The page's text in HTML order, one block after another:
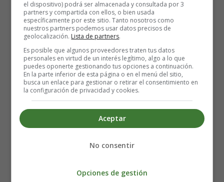
Pequeños cambios en el uso de servicios pueden generar
necesites, desconecta aparatos electrónicos en desuso y
optimiza el uso del agua. Estas acciones no solo reducen
tus facturas, sino que también contribuyen al cuidado del
medio ambiente.
8. Utiliza el transporte
público o medios alternativos
Optar por el transporte público, la bicicleta o caminar en
el dispositivo) podrá ser almacenada y consultada por 3
partners y compartida con ellos, o bien usada
específicamente por este sitio. Tanto nosotros como
nuestros partners podemos usar datos precisos de
geolocalización. Lista de partners.
Es posible que algunos proveedores traten tus datos
personales en virtud de un interés legítimo, algo a lo que
puedes oponerte gestionando tus opciones a continuación.
En la parte inferior de esta página o en el menú del sitio,
busca un enlace para gestionar o retirar el consentimiento en
la configuración de privacidad y cookies.
Aceptar
No consentir
Opciones de gestión